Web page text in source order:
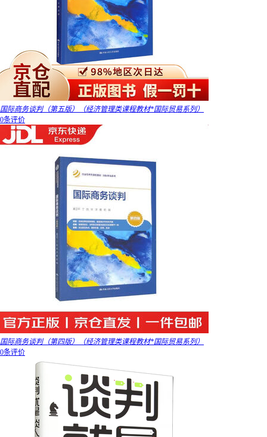
国际商务谈判（第五版）（经济管理类课程教材*国际贸易系列）
0条评价
国际商务谈判（第四版）（经济管理类课程教材*国际贸易系列）
0条评价